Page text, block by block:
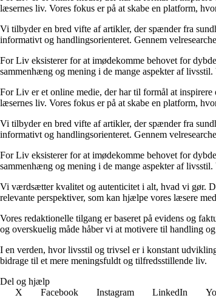
læsernes liv. Vores fokus er på at skabe en platform,
Vi tilbyder en bred vifte af artikler, der spænder fra
informativt og handlingsorienteret. Gennem
For Liv eksisterer for at imødekomme behovet for
sammenhæng og mening i de mange aspekter af
For Liv er et online medie, der har til formål at
læsernes liv. Vores fokus er på at skabe en platform,
Vi tilbyder en bred vifte af artikler, der spænder fra
informativt og handlingsorienteret. Gennem
For Liv eksisterer for at imødekomme behovet for
sammenhæng og mening i de mange aspekter af
Vi værdsætter kvalitet og autenticitet i alt, hvad vi gør.
relevante perspektiver, som kan hjælpe vores læsere
Vores redaktionelle tilgang er baseret på evidens og
og overskuelig måde håber vi at motivere til handling
I en verden, hvor livsstil og trivsel er i konstant
bidrage til et mere meningsfuldt og tilfredsstillende liv.
Del og hjælp
X
Facebook Instagram LinkedIn